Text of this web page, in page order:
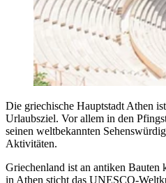
Die griechische Hauptstadt Athen
Urlaubsziel. Vor allem in den
seinen weltbekannten
Aktivitäten.
Griechenland ist an antiken Bauten
in Athen sticht das UNESCO-